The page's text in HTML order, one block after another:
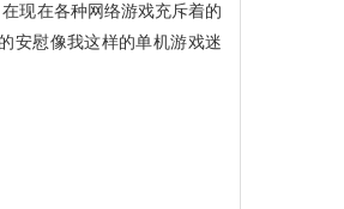
现在各种网络游戏充斥着的
安慰像我这样的单机游戏迷